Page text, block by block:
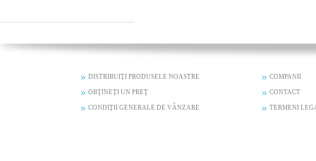
DISTRIBUIŢI PRODUSELE NOASTRE COMPANII
OBŢINEŢI UN PREŢ CONTACT
CONDIŢII GENERALE DE VÂNZARE TERMENI